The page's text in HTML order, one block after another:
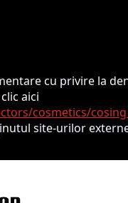
cu privire la
aici
cosmetics/
site-urilor